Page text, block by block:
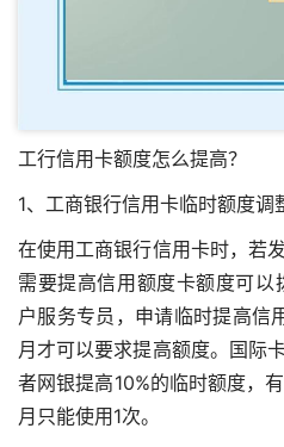
工行信用卡额度怎么提高？
1、工商银行信用卡临时额度调
在使用工商银行信用卡时，若
需要提高信用额度卡额度可
户服务专员，申请临时提高信
月才可以要求提高额度。国际
者网银提高10%的临时额度，
月只能使用1次。